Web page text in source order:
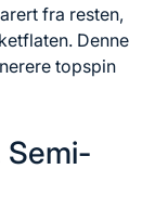
fra resten,
Denne
topspin
Semi-